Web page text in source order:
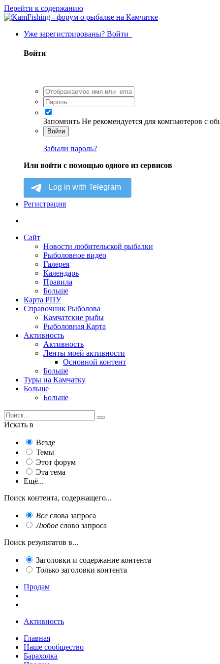
Перейти к содержанию
Уже зарегистрированы? Войти
Войти
Запомнить Не рекомендуется для компьютеров с
Войти
Забыли пароль?
Или войти с помощью одного из сервисов
Регистрация
Сайт
Новости любительской рыбалки
Рыболовное видео
Галерея
Календарь
Правила
Больше
Карта РПУ
Справочник Рыболова
Камчатские рыбы
Рыболовная Карта
Активность
Активность
Ленты моей активности
Основной контент
Больше
Туры на Камчатку
Больше
Больше
Искать в
Везде
Темы
Этот форум
Эта тема
Ещё...
Поиск контента, содержащего...
Все слова запроса
Любое слово запроса
Поиск результатов в...
Заголовки и содержание контента
Только заголовки контента
Продам
Активность
Главная
Наше сообщество
Барахолка